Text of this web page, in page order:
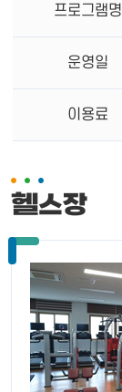
프로그램명
운영일
이용료
헬스장